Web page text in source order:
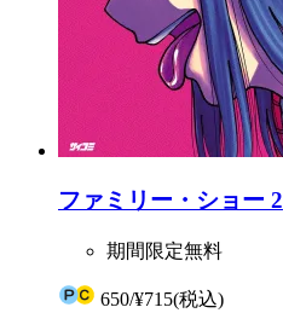
ファミリー・ショー 2
期間限定無料
650/¥715(税込)